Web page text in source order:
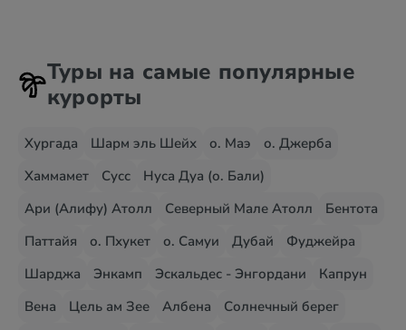
Туры на самые популярные
курорты
Хургада Шарм эль Шейх о. Маэ
о. Джерба
Хаммамет
Сусс
Нуса Дуа (о. Бали)
Ари (Алифу) Атолл
Северный Мале Атолл
Бентота
Паттайя
о. Пхукет о. Самуи Дубай
Фуджейра
Шарджа
Энкамп Эскальдес - Энгордани
Капрун
Вена
Цель ам Зее Албена
Солнечный берег